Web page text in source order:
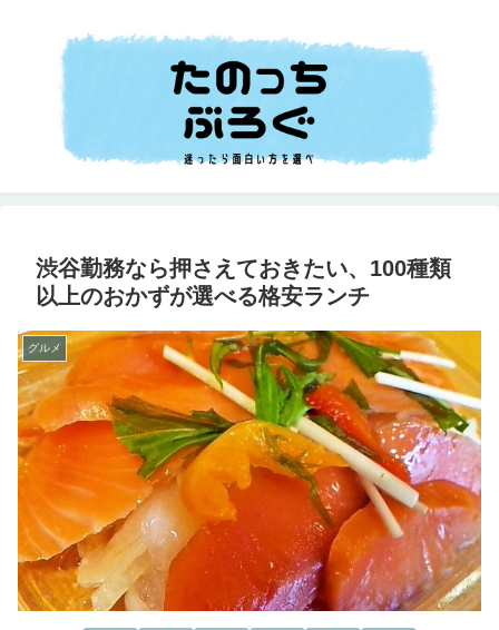
渋谷勤務なら押さえておきたい、100種類
以上のおかずが選べる格安ランチ
グルメ